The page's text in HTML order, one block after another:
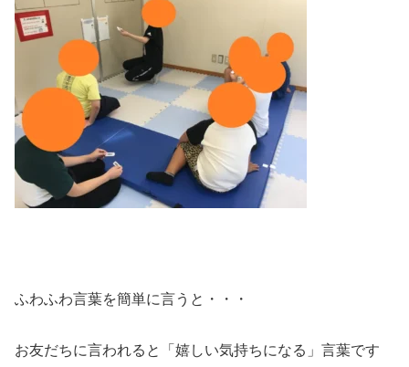
ふわふわ言葉を簡単に言うと・・・
お友だちに言われると「嬉しい気持ちになる」言葉です